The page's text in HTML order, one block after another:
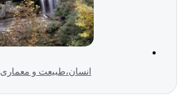
انسان،طبیعت و معماری